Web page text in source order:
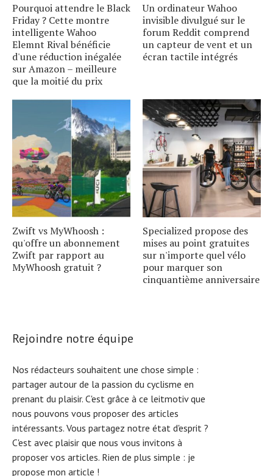
Pourquoi attendre le Black
Friday ? Cette montre
intelligente Wahoo
Elemnt Rival bénéficie
d'une réduction inégalée
sur Amazon – meilleure
que la moitié du prix
Un ordinateur Wahoo
invisible divulgué sur le
forum Reddit comprend
un capteur de vent et un
écran tactile intégrés
Zwift vs MyWhoosh :
qu'offre un abonnement
Zwift par rapport au
MyWhoosh gratuit ?
Specialized propose des
mises au point gratuites
sur n'importe quel vélo
pour marquer son
cinquantième anniversaire
Rejoindre notre équipe
Nos rédacteurs souhaitent une chose simple :
partager autour de la passion du cyclisme en
prenant du plaisir. C'est grâce à ce leitmotiv que
nous pouvons vous proposer des articles
intéressants. Vous partagez notre état d'esprit ?
C'est avec plaisir que nous vous invitons à
proposer vos articles. Rien de plus simple : je
propose mon article !